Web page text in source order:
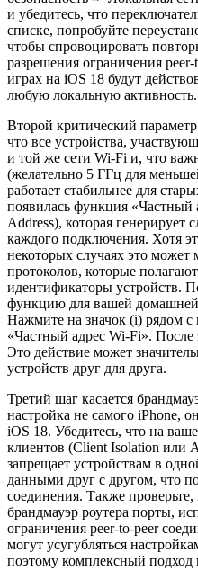
и убедитесь, что
списке, попробуйте
чтобы спровоцировать
разрешения ограничения
играх на iOS 18 будут
любую локальную активность.
Второй критический
что все устройства,
и той же сети Wi-Fi и, что
(желательно 5 ГГц для
работает стабильнее для
появилась функция «Частный
Address), которая генерирует
каждого подключения. Хотя
некоторых случаях это может
протоколов, которые
идентификаторы устройств.
функцию для вашей
Нажмите на значок (i) рядом
«Частный адрес Wi-Fi». После
Это действие может
устройств друг для друга.
Третий шаг касается
настройка не самого iPhone,
iOS 18. Убедитесь, что на
клиентов (Client Isolation или
запрещает устройствам в
данными друг с другом, что
соединения. Также
брандмауэр роутера порты,
ограничения peer-to-peer
могут усугубляться
поэтому комплексный подход